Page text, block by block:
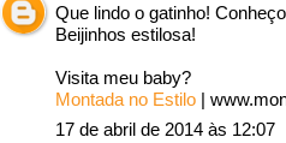
Que lindo o gatinho!
Beijinhos estilosa!
Visita meu baby?
Montada no Estilo |
17 de abril de 2014 às 12:07